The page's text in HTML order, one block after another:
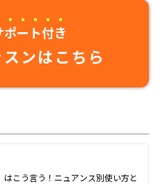
ート付き
ンはこちら
はこう言う！ニュアンス別使い方と